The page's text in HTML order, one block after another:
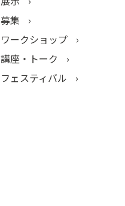
募集
ワークショップ
講座・トーク
フェスティバル